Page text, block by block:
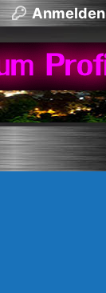
Anmelden